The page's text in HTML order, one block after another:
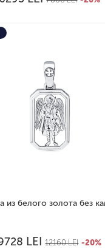
из белого золота без
LEI 12160LEI -20%